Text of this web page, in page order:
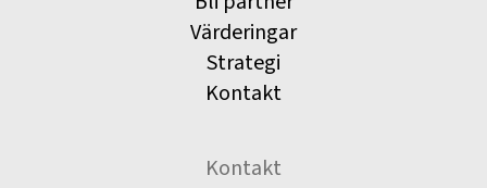
Värderingar
Strategi
Kontakt
Kontakt